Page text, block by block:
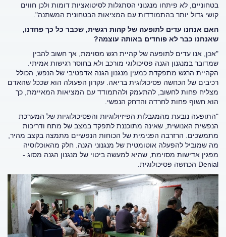
בטחוניים, לא פיתחו מנגנוני הסתגלות לסיטואציות דומות ולכן חווים
קושי גדול יותר בהתמודדות עם המציאות הבטחונית המשתנה".
האם אנחנו עדים לתופעה של קהות רגשית, שכבר כל כך פחדנו,
שאנחנו כבר לא פוחדים באותה עוצמה?
"אכן, אנו עדים לתופעה של קהיית רגש מסוימת, אך חשוב להבין
שמדובר במנגנון הגנה פסיכולוגי מורכב ולא בחוסר רגישות אמיתי.
הקהיית הרגש מתפקדת כמעין מנגנון הגנה אדפטיבי של הנפש, הכולל
רכיבים של הכחשה פסיכולוגית בריאה. עקרון הפעולה הוא שככל שהאדם
מצליח פחות לחשוב, להתעמק ולהתמודד עם המציאות המאיימת, כך
הוא חשוף פחות לחרדה והדחק הנפשי.
"התופעה נובעת מהמגבלות הפיזיולוגיות והפסיכולוגיות של המערכת
הנפשית האנושית, שאינה מתוכננת לתפקד במצב של מתח ודריכות
מתמשכים. הרזרבה הפנימית של הכוחות הנפשיים מתמצה בקצב מהיר,
מה שמוביל להפעלה אוטומטית של מנגנוני הגנה. חלק מהאוכלוסיה
מפגין אדישות מסוימת, שהיא למעשה ביטוי של מנגנון הגנה מסוג -
Denial הכחשה פסיכולוגית.